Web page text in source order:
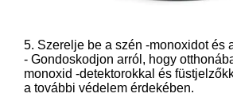
5. Szerelje be a szén -monoxidot és
- Gondoskodjon arról, hogy
monoxid -detektorokkal és
a további védelem érdekében.